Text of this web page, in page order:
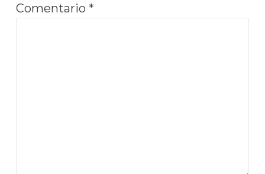
Comentario *